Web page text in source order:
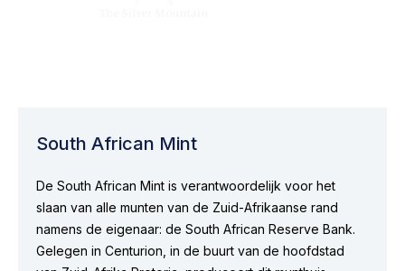
South African Mint
De South African Mint is verantwoordelijk voor het
slaan van alle munten van de Zuid-Afrikaanse rand
namens de eigenaar: de South African Reserve Bank.
Gelegen in Centurion, in de buurt van de hoofdstad